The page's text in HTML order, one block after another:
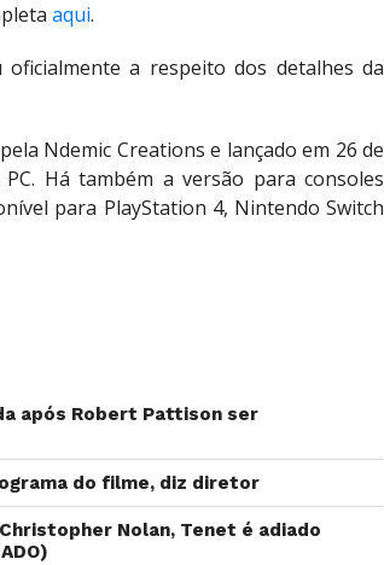
aqui.
a respeito dos detalhes da
Ndemic Creations e lançado em 26 de
Há também a versão para consoles
para PlayStation 4, Nintendo Switch
após Robert Pattison ser
do filme, diz diretor
Nolan, Tenet é adiado